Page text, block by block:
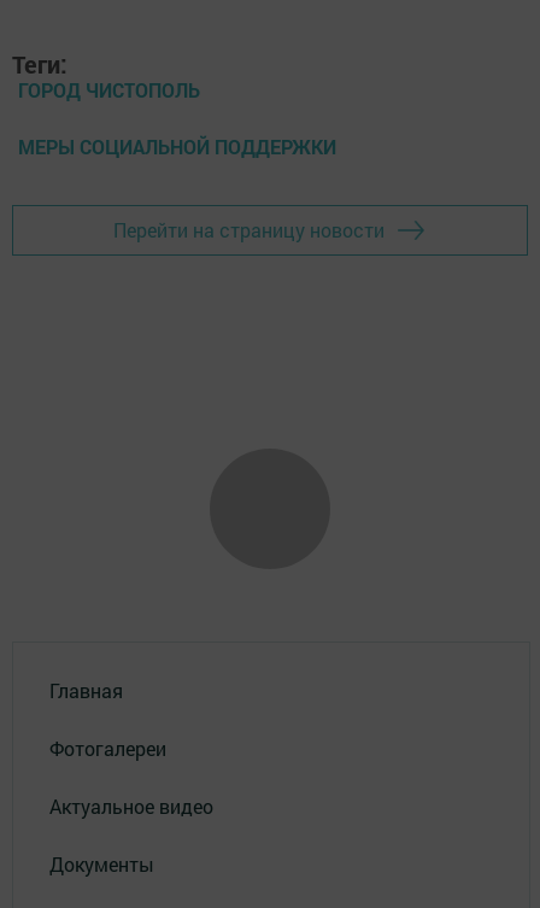
Теги:
ГОРОД ЧИСТОПОЛЬ
МЕРЫ СОЦИАЛЬНОЙ ПОДДЕРЖКИ
Перейти на страницу новости
Главная
Фотогалереи
Актуальное видео
Документы